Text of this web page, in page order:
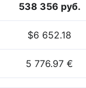
538 356 руб.
$6 652.18
5 776.97 €